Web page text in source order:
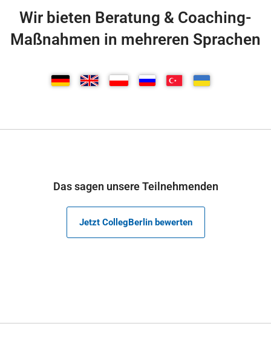
Wir bieten Beratung & Coaching-
Maßnahmen in mehreren Sprachen
Das sagen unsere Teilnehmenden
Jetzt CollegBerlin bewerten